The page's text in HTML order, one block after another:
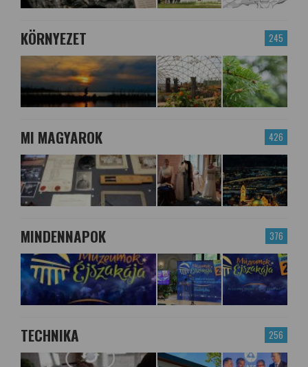
245
KÖRNYEZET
426
MI MAGYAROK
376
MINDENNAPOK
256
TECHNIKA